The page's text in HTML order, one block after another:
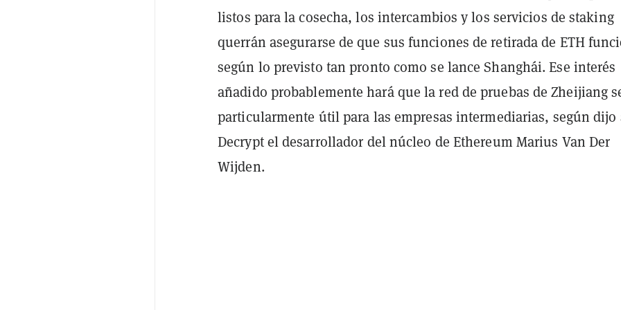
listos para la cosecha, los intercambios y los servicios de staking
querrán asegurarse de que sus funciones de retirada de ETH
según lo previsto tan pronto como se lance Shanghái. Ese interés
añadido probablemente hará que la red de pruebas de Zheijiang
particularmente útil para las empresas intermediarias, según dijo
Decrypt el desarrollador del núcleo de Ethereum Marius Van Der
Wijden.